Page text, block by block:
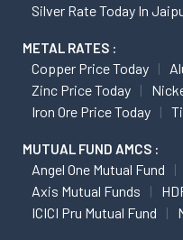
Silver Rate Today In
METAL RATES :
Copper Price Today
Zinc Price Today
Iron Ore Price Today
MUTUAL FUND AMCS :
Angel One Mutual Fund
Axis Mutual Funds
ICICI Pru Mutual Fund